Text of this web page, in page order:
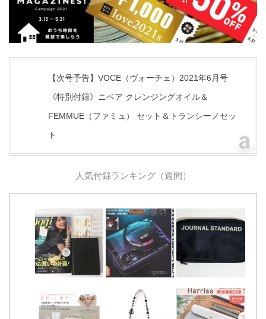
【次号予告】VOCE（ヴォーチェ）2021年6月号
《特別付録》ニベア クレンジングオイル＆
FEMMUE（ファミュ） セット＆トランシーノセッ
ト
人気付録ランキング（週間）